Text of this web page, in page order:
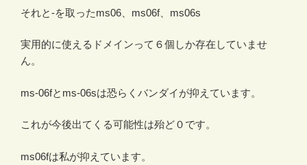
それと-を取ったms06、ms06f、ms06s
実用的に使えるドメインって６個しか存在していませ
ん。
ms-06fとms-06sは恐らくバンダイが抑えています。
これが今後出てくる可能性は殆ど０です。
ms06fは私が抑えています。